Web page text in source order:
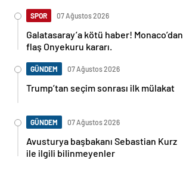
SPOR 07 Ağustos 2026
Galatasaray’a kötü haber! Monaco’dan
flaş Onyekuru kararı.
GÜNDEM 07 Ağustos 2026
Trump’tan seçim sonrası ilk mülakat
GÜNDEM 07 Ağustos 2026
Avusturya başbakanı Sebastian Kurz
ile ilgili bilinmeyenler